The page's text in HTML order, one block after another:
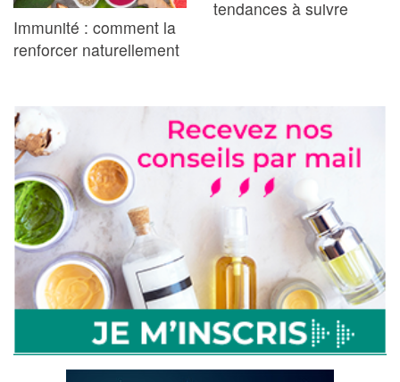
Immunité : comment la
renforcer naturellement
tendances à suivre